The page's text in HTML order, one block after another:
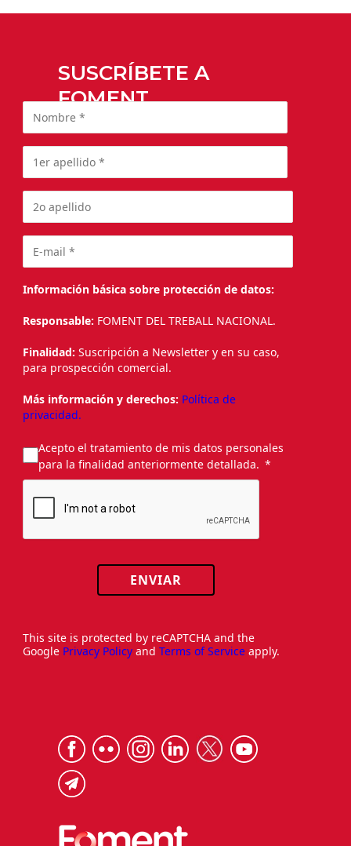
SUSCRÍBETE A
FOMENT
Información básica sobre protección de datos:
Responsable: FOMENT DEL TREBALL NACIONAL.
Finalidad: Suscripción a Newsletter y en su caso,
para prospección comercial.
Más información y derechos: Política de
privacidad.
Acepto el tratamiento de mis datos personales
para la finalidad anteriormente detallada.
ENVIAR
This site is protected by reCAPTCHA and the
Google Privacy Policy and Terms of Service apply.